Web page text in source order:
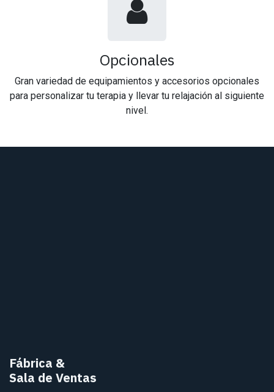
Opcionales
Gran variedad de equipamientos y accesorios opcionales
para personalizar tu terapia y llevar tu relajación al siguiente
nivel.
Fábrica &
Sala de Ventas